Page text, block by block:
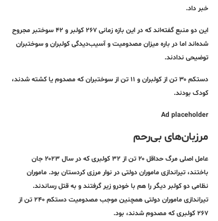
خبر داد.
این دو منبع گفته‌اند که در این بازه زمانی ۲۶۷ کولبر و ۴۲ سوختبر مجروح
شده‌اند اما در باره میزان مصدومیت و آسیب‌دیدگی کولبران و سوختبران
توضیحی ندادند.
دستکم ۳۰ تن از کولبران و ۱۱ تن از سوختبران که مصدوم یا کشته شدند،
کودک بودند.
Ad placeholder
مرزبان‌های بی‌رحم
عامل اصلی مرگ حداقل ۲۰ تن از ۳۲ کولبری که در سال ۲۰۲۳ جان
باختند، تیراندازی ماموران دولتی در نوار مرزی کردستان بود. ماموران
نظامی دو کولبر دیگر را هم با خودرو زیر گرفتند و به قتل رساندند.
تیراندازی ماموران دولتی همچنین موجب مصدومیت دستکم ۲۴۰ تن از
۲۶۷ کولبری که مصدوم شدند، بود.